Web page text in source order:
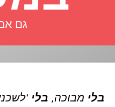
גם
בלי מבוכה, בלי